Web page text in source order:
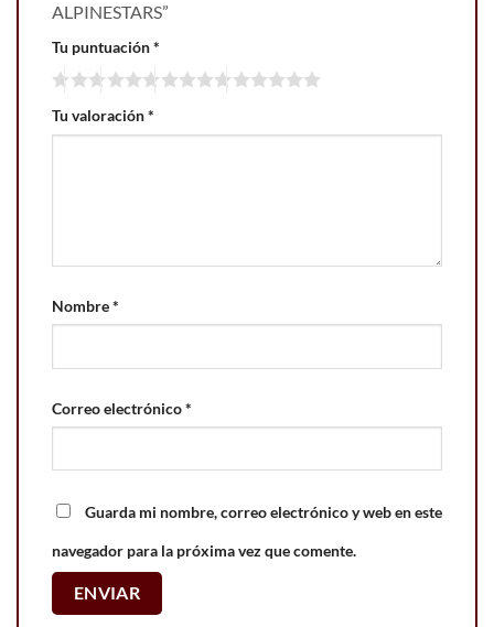
ALPINESTARS”
Tu puntuación*
Tu valoración*
Nombre*
Correo electrónico*
Guarda mi nombre, correo electrónico y web en este
navegador para la próxima vez que comente.